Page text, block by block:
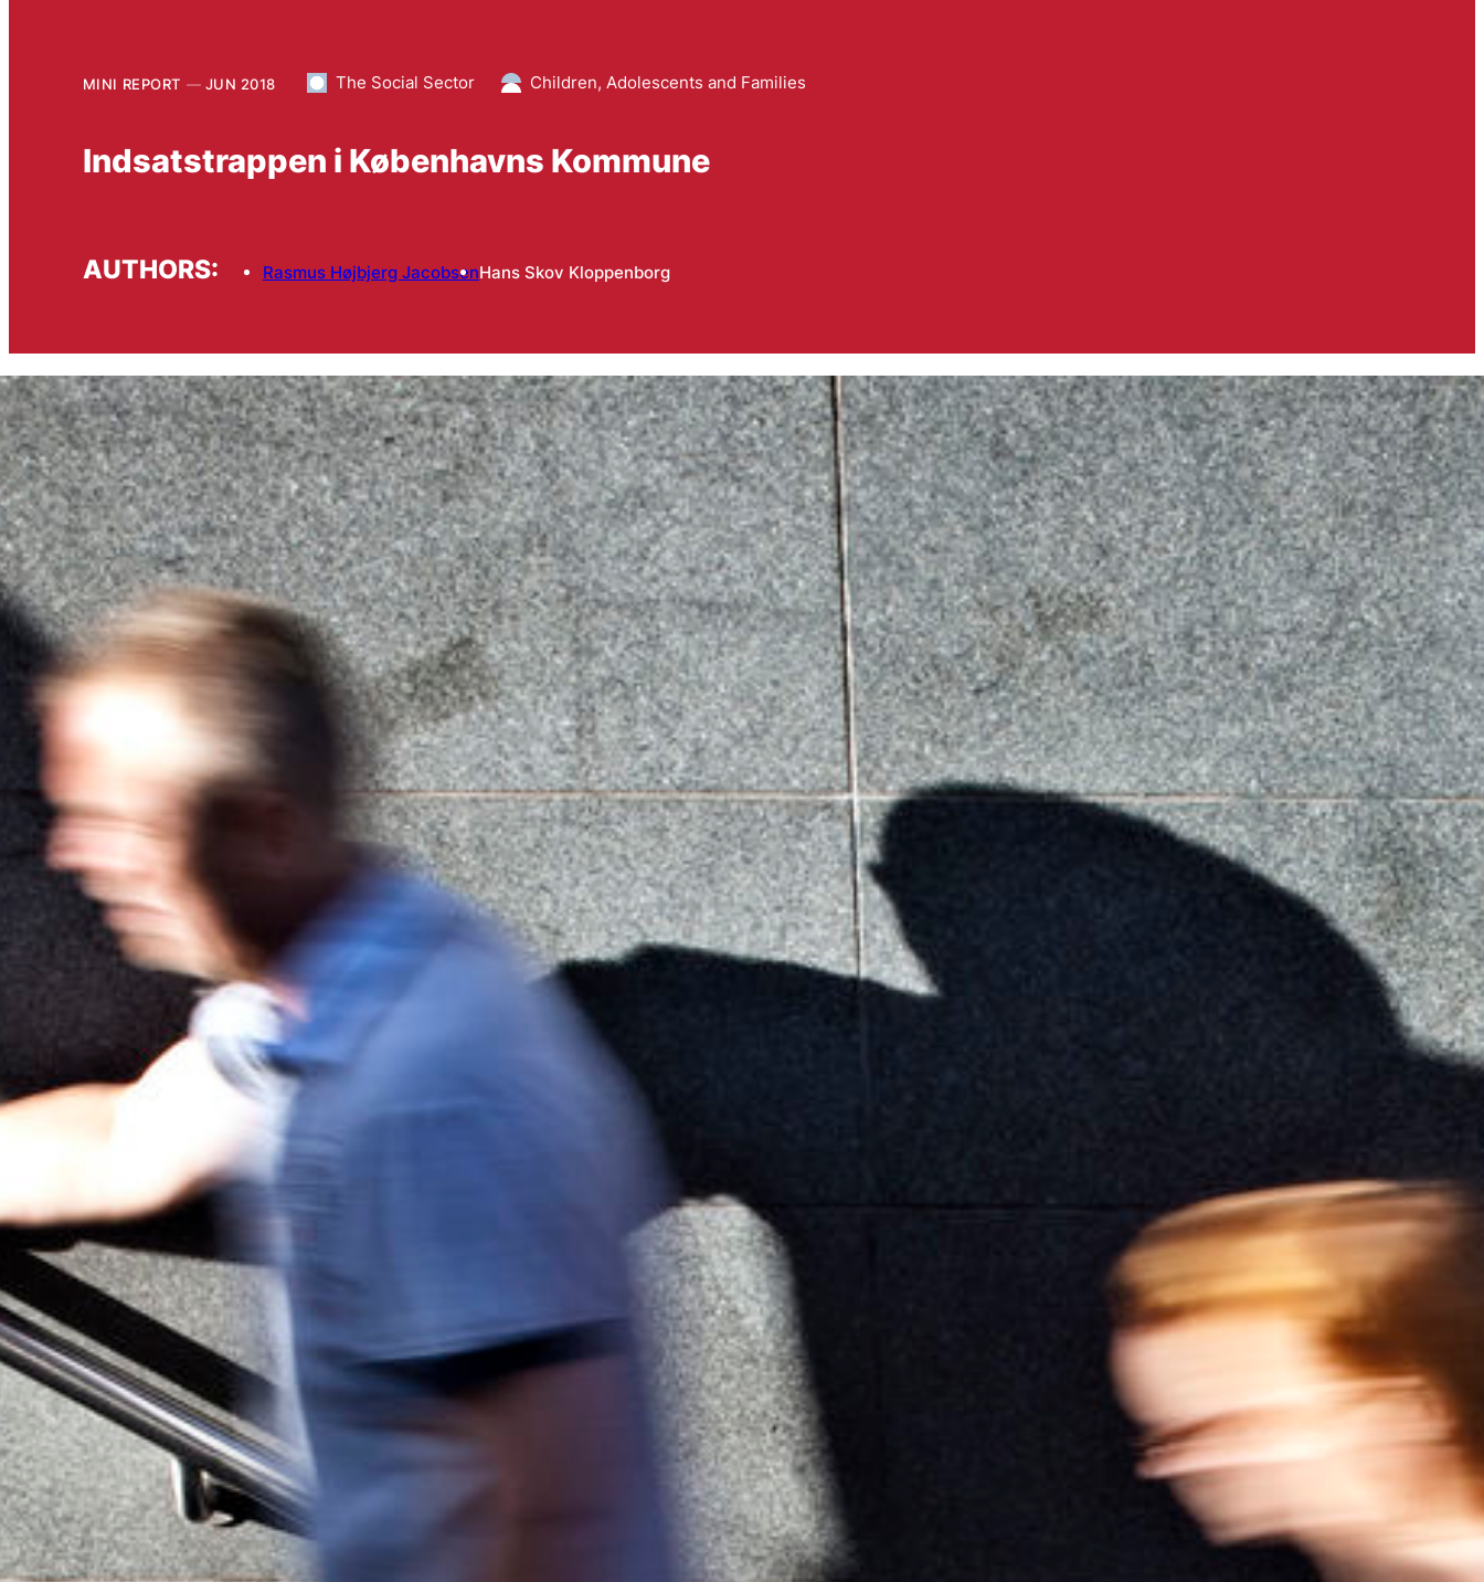
MINI REPORT JUN 2018 The Social Sector Children, Adolescents and Families
Indsatstrappen i Københavns Kommune
AUTHORS: Rasmus Højbjerg JacobsenHans Skov Kloppenborg